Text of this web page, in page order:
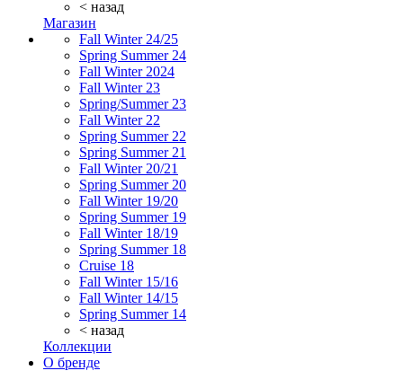
< назад
Магазин
Fall Winter 24/25
Spring Summer 24
Fall Winter 2024
Fall Winter 23
Spring/Summer 23
Fall Winter 22
Spring Summer 22
Spring Summer 21
Fall Winter 20/21
Spring Summer 20
Fall Winter 19/20
Spring Summer 19
Fall Winter 18/19
Spring Summer 18
Cruise 18
Fall Winter 15/16
Fall Winter 14/15
Spring Summer 14
< назад
Коллекции
О бренде